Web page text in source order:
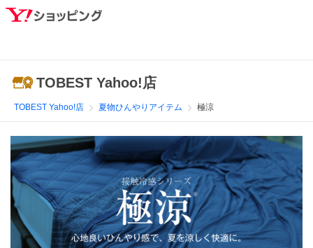
TOBEST Yahoo!店
TOBEST Yahoo!店 夏物ひんやりアイテム 極涼